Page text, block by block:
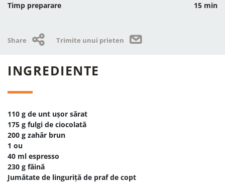
Timp preparare 15 min
Share Trimite unui prieten
INGREDIENTE
110 g de unt ușor sărat
175 g fulgi de ciocolată
200 g zahăr brun
1 ou
40 ml espresso
230 g făină
Jumătate de linguriță de praf de copt